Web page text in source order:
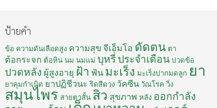
ป้ายคำ
ข้อ ความดันเลือดสูง ความสุข จีเอ็มโอ ดัดตน ตา
ต้อกระจก ต้อหิน นม นมแม่ บุหรี่ ประจำเดือน ปวดข้อ
ปวดหลัง ผู้สูงอายุ ฝ้า ฟัน มะเร็ง มะเร็งปากมดลูก ยา
ยาคุมกำเนิด ยาปฏิชีวนะ ริดสีดวง วัคซีน วัณโรค วิ่ง
สมุนไพร สายตาสั้น สิว สุขภาพ หลัง ออกกำลัง